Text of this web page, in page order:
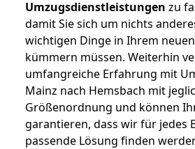
Umzugsdienstleistungen zu
damit Sie sich um nichts
wichtigen Dinge in Ihrem
kümmern müssen. Weiterhin
umfangreiche Erfahrung mit
Mainz nach Hemsbach mit
Größenordnung und können
garantieren, dass wir für jedes
passende Lösung finden